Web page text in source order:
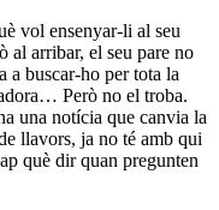
vol ensenyar-li al seu
al arribar, el seu pare no
a buscar-ho per tota la
Però no el troba.
una notícia que canvia la
llavors, ja no té amb qui
què dir quan pregunten